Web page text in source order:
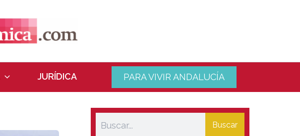
JURÍDICA PARA VIVIR ANDALUCÍA
Buscar